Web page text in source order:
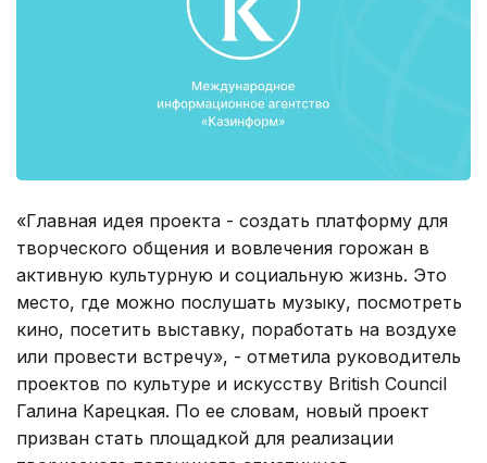
«Главная идея проекта - создать платформу для
творческого общения и вовлечения горожан в
активную культурную и социальную жизнь. Это
место, где можно послушать музыку, посмотреть
кино, посетить выставку, поработать на воздухе
или провести встречу», - отметила руководитель
проектов по культуре и искусству British Council
Галина Карецкая. По ее словам, новый проект
призван стать площадкой для реализации